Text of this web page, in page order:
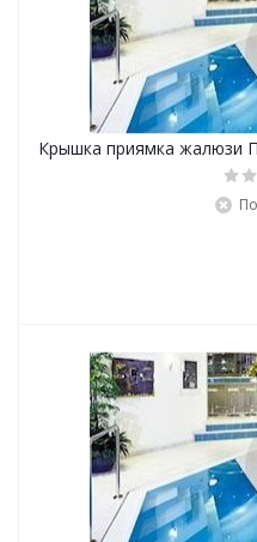
Крышка приямка жалюзи